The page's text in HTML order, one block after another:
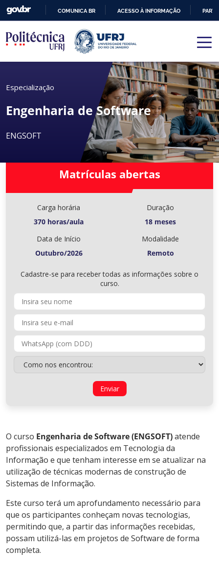
PARA
O
CONTEÚDO
COMUNICA BR ACESSO À INFORMAÇÃO
Especialização
Engenharia de Software
ENGSOFT
Matrículas abertas
Carga horária
370 horas/aula
Duração
18 meses
Data de Início
Outubro/2026
Modalidade
Remoto
Cadastre-se para receber todas as informações sobre o
curso.
O curso Engenharia de Software (ENGSOFT)atende
profissionais especializados em Tecnologia da
Informação e que tenham interesse em se atualizar na
utilização de técnicas modernas de construção de
Sistemas de Informação.
Este curso terá um aprofundamento necessário para
que os participantes conheçam novas tecnologias,
permitindo que, a partir das informações recebidas,
possam utilizá-las em projetos de Software de forma
completa.